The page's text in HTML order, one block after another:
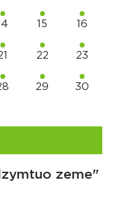
15 16
22 23
29 30
zeme"